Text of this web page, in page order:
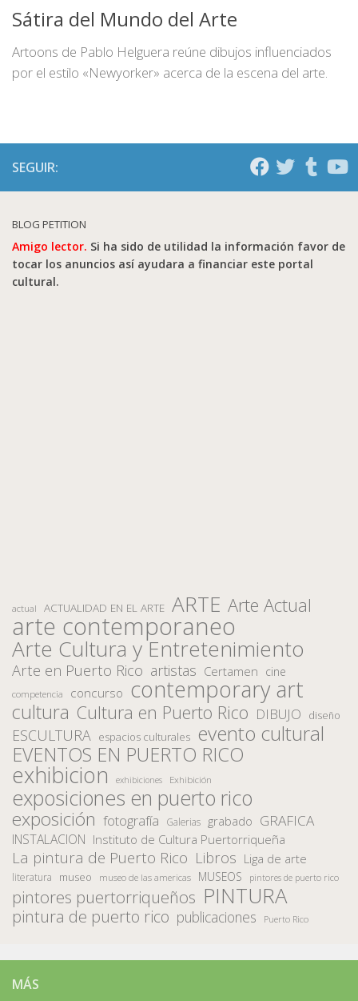
Sátira del Mundo del Arte
Artoons de Pablo Helguera reúne dibujos influenciados
por el estilo «Newyorker» acerca de la escena del arte.
SEGUIR:
BLOG PETITION
Amigo lector. Si ha sido de utilidad la información favor de
tocar los anuncios así ayudara a financiar este portal
cultural.
actual ACTUALIDAD EN EL ARTE ARTE Arte Actual
arte contemporaneo
Arte Cultura y Entretenimiento
Arte en Puerto Rico artistas Certamen cine
competencia concurso contemporary art
cultura Cultura en Puerto Rico DIBUJO diseño
ESCULTURA espacios culturales evento cultural
EVENTOS EN PUERTO RICO
exhibicion exhibiciones Exhibición
exposiciones en puerto rico
exposición fotografía Galerias grabado GRAFICA
INSTALACION Instituto de Cultura Puertorriqueña
La pintura de Puerto Rico Libros Liga de arte
literatura museo museo de las americas MUSEOS pintores de puerto rico
pintores puertorriqueños PINTURA
pintura de puerto rico publicaciones Puerto Rico
MÁS